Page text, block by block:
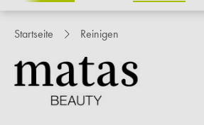
Startseite Reinigen